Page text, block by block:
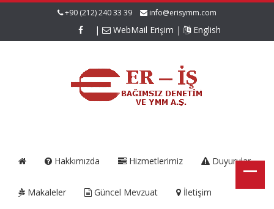
+90 (212) 240 33 39 info@erisymm.com
| WebMail Erişim | English
Hakkımızda Hizmetlerimiz Duyurular
Makaleler Güncel Mevzuat İletişim